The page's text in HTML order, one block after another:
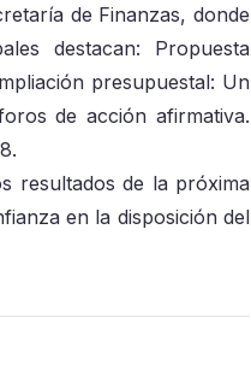
de Finanzas, donde
destacan: Propuesta
presupuestal: Un
de acción afirmativa.
resultados de la próxima
en la disposición del